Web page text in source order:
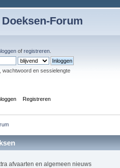
Forum
of registreren
wachtwoord en sessielengte
Registreren
afvaarten en algemeen nieuws